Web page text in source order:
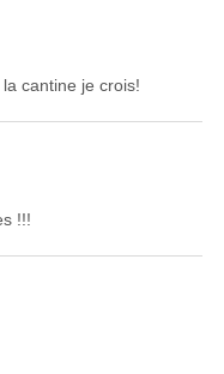
cantine je crois!
!!!